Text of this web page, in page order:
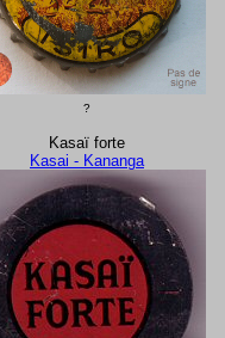
?
Kasaï forte
Kasai - Kananga